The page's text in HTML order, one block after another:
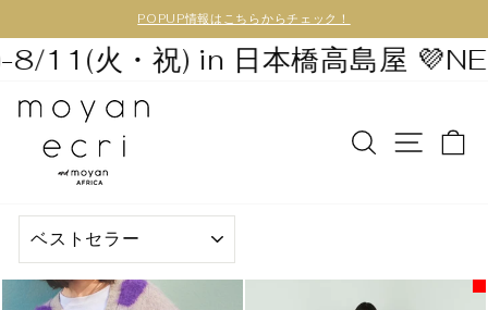
POPUP情報はこちらからチェック！
火・祝) in 日本橋高島屋 💜NEXT